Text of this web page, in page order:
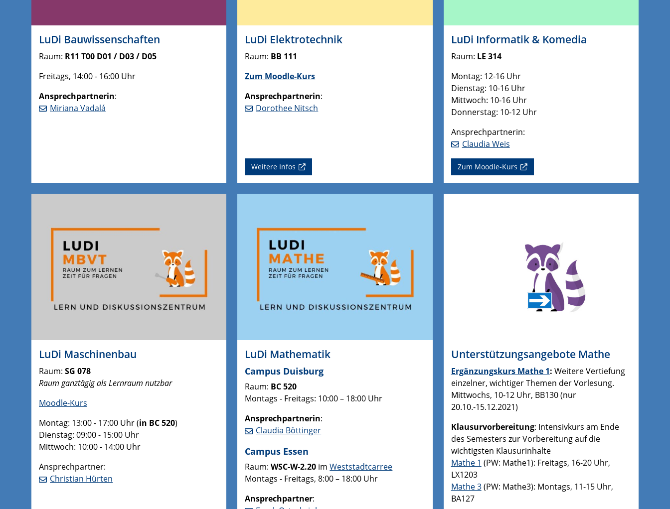
LuDi Bauwissenschaften
Raum: R11 T00 D01 / D03 / D05
Freitags, 14:00 - 16:00 Uhr
Ansprechpartnerin:
Miriana Vadalá
LuDi Elektrotechnik
Raum: BB 111
Zum Moodle-Kurs
Ansprechpartnerin:
Dorothee Nitsch
Weitere Infos
LuDi Informatik & Komedia
Raum: LE 314
Montag: 12-16 Uhr
Dienstag: 10-16 Uhr
Mittwoch: 10-16 Uhr
Donnerstag: 10-12 Uhr
Ansprechpartnerin:
Claudia Weis
Zum Moodle-Kurs
LuDi Maschinenbau
Raum: SG 078
Raum ganztägig als Lernraum nutzbar
Moodle-Kurs
Montag: 13:00 - 17:00 Uhr (in BC 520)
Dienstag: 09:00 - 15:00 Uhr
Mittwoch: 10:00 - 14:00 Uhr
Ansprechpartner:
Christian Hürten
LuDi Mathematik
Campus Duisburg
Raum: BC 520
Montags - Freitags: 10:00 – 18:00 Uhr
Ansprechpartnerin:
Claudia Böttinger
Campus Essen
Raum:WSC-W-2.20 imWeststadtcarree
Montags - Freitags, 8:00 – 18:00 Uhr
Ansprechpartner:
Unterstützungsangebote Mathe
Ergänzungskurs Mathe 1: Weitere Vertiefung
einzelner, wichtiger Themen der Vorlesung.
Mittwochs, 10-12 Uhr, BB130 (nur
20.10.-15.12.2021)
Klausurvorbereitung: Intensivkurs am Ende
des Semesters zur Vorbereitung auf die
wichtigsten Klausurinhalte
Mathe 1 (PW: Mathe1): Freitags, 16-20 Uhr,
LX1203
Mathe 3(PW: Mathe3): Montags, 11-15 Uhr,
BA127